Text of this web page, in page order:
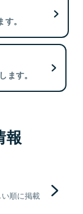
。
ます。
報
順に掲載